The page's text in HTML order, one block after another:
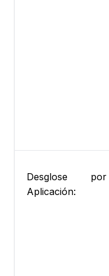
Desglose por
Aplicación: